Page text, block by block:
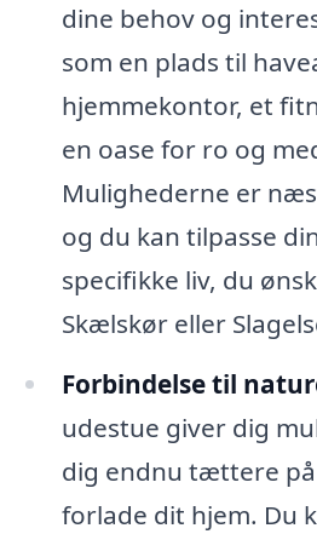
dine behov og
som en plads til
hjemmekontor, et
en oase for ro og
Mulighederne er
og du kan tilpasse
specifikke liv, du
Skælskør eller
Forbindelse til
udestue giver dig
dig endnu tættere
forlade dit hjem. Du